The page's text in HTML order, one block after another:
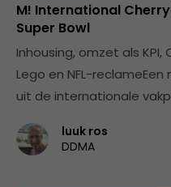
M! International
Super Bowl
Inhousing, omzet als
Lego en NFL-
uit de internationale
luuk ros
DDMA